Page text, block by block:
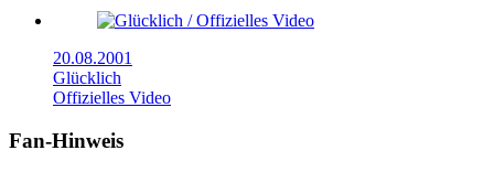
20.08.2001
Glücklich
Offizielles Video
Fan-Hinweis